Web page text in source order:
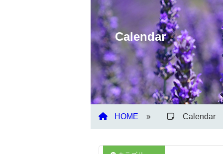
Calendar
HOME Calendar